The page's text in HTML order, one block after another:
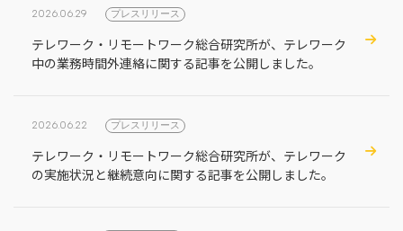
2026.06.29 プレスリリース
テレワーク・リモートワーク総合研究所が、テレワーク
中の業務時間外連絡に関する記事を公開しました。
2026.06.22 プレスリリース
テレワーク・リモートワーク総合研究所が、テレワーク
の実施状況と継続意向に関する記事を公開しました。